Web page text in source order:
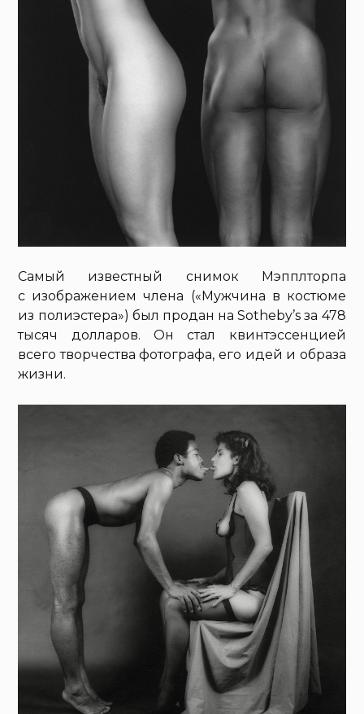
Самый известный снимок Мэпплторпа
с изображением члена («Мужчина в костюме
из полиэстера») был продан на Sotheby’s за 478
тысяч долларов. Он стал квинтэссенцией
всего творчества фотографа, его идей и образа
жизни.